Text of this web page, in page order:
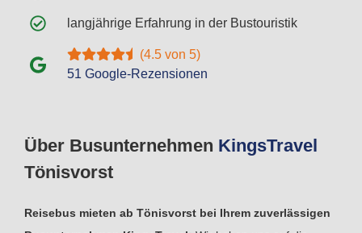
Über Busunternehmen KingsTravel
Tönisvorst
Reisebus mieten ab Tönisvorst bei Ihrem zuverlässigen
langjährige Erfahrung in der Bustouristik
(4.5 von 5)
51 Google-Rezensionen